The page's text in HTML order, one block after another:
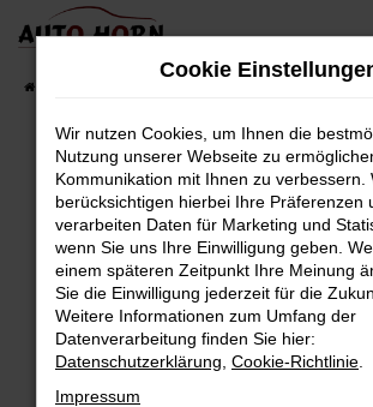
Zum
springen
Fahrzeugbestand
Fehler: Network Error
Beim Laden ist ein Fehler aufgetreten.
Hier sind ein paar Tipps, die dir
Überprüfe deine Firewall und
Internetverbindung.
Laden andere Webseiten, zum
Suchmaschine?
Cookie
Wir nutzen Cookies, um Ihnen die
Nutzung unserer Webseite zu
Kommunikation mit Ihnen zu verbessern.
berücksichtigen hierbei Ihre Präferenzen
verarbeiten Daten für Marketing und
wenn Sie uns Ihre Einwilligung geben.
einem späteren Zeitpunkt Ihre Meinung
Sie die Einwilligung jederzeit für die
Weitere Informationen zum Umfang der
Datenverarbeitung finden Sie hier:
Datenschutzerklärung Cookie-Richtlinie
Impressum